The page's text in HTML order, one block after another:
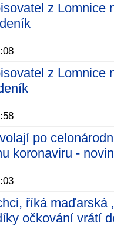
z Lomnice
z Lomnice
po
koronaviru -
říká maďarská
očkování vrátí